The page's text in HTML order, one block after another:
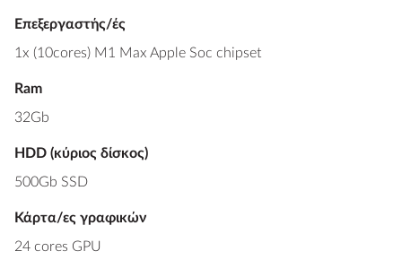
Επεξεργαστής/ές
1x (10cores) M1 Max Apple Soc chipset
Ram
32Gb
HDD (κύριος δίσκος)
500Gb SSD
Κάρτα/ες γραφικών
24 cores GPU